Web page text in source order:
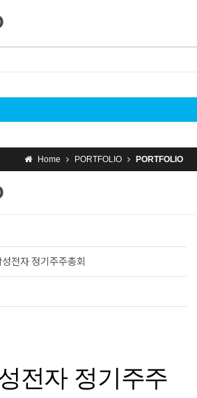
Home PORTFOLIO PORTFOLIO
전자 정기주주총회
전자 정기주주